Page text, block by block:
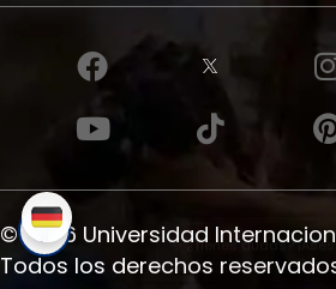
© 2026 Universidad
Todos los derechos
✨ ¿Tienes dudas?